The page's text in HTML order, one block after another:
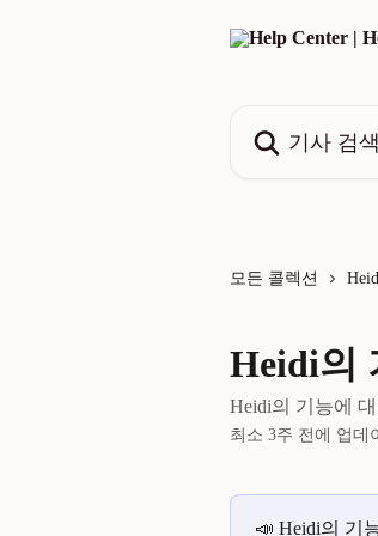
모든 콜렉션
Heidi의
Heidi의 기능에
최소 3주 전에 업데
📣 Heidi의 기